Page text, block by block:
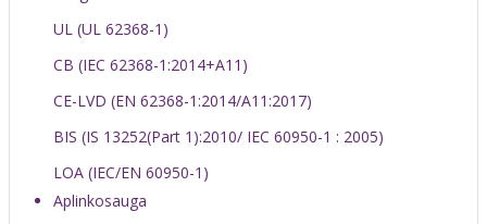
UL (UL 62368-1)
CB (IEC 62368-1:2014+A11)
CE-LVD (EN 62368-1:2014/A11:2017)
BIS (IS 13252(Part 1):2010/ IEC 60950-1 : 2005)
LOA (IEC/EN 60950-1)
Aplinkosauga